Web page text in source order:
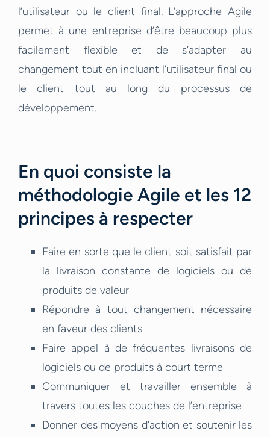
l’utilisateur ou le client final. L’approche Agile
permet à une entreprise d’être beaucoup plus
facilement flexible et de s’adapter au
changement tout en incluant l’utilisateur final ou
le client tout au long du processus de
développement.
En quoi consiste la
méthodologie Agile et les 12
principes à respecter
Faire en sorte que le client soit satisfait par
la livraison constante de logiciels ou de
produits de valeur
Répondre à tout changement nécessaire
en faveur des clients
Faire appel à de fréquentes livraisons de
logiciels ou de produits à court terme
Communiquer et travailler ensemble à
travers toutes les couches de l’entreprise
Donner des moyens d’action et soutenir les